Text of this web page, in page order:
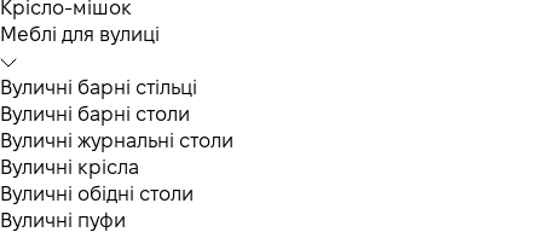
Крісло-мішок
Меблі для вулиці
Вуличні барні стільці
Вуличні барні столи
Вуличні журнальні столи
Вуличні крісла
Вуличні обідні столи
Вуличні пуфи